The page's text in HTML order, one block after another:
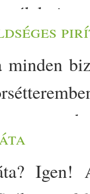
és
tésztát